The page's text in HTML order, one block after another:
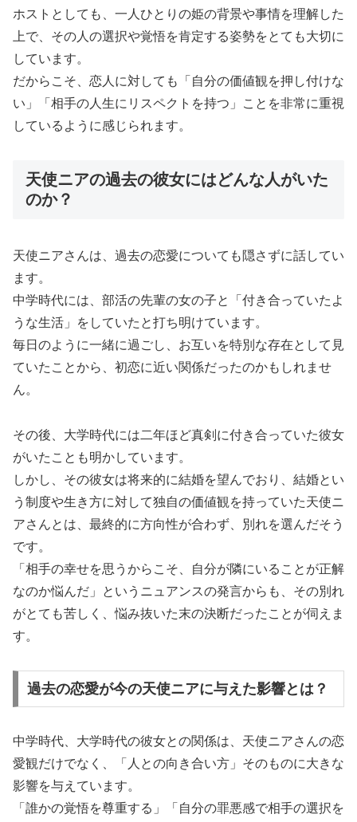
ホストとしても、一人ひとりの姫の背景や事情を理解した
上で、その人の選択や覚悟を肯定する姿勢をとても大切に
しています。
だからこそ、恋人に対しても「自分の価値観を押し付けな
い」「相手の人生にリスペクトを持つ」ことを非常に重視
しているように感じられます。
天使ニアの過去の彼女にはどんな人がいた
のか？
天使ニアさんは、過去の恋愛についても隠さずに話してい
ます。
中学時代には、部活の先輩の女の子と「付き合っていたよ
うな生活」をしていたと打ち明けています。
毎日のように一緒に過ごし、お互いを特別な存在として見
ていたことから、初恋に近い関係だったのかもしれませ
ん。
その後、大学時代には二年ほど真剣に付き合っていた彼女
がいたことも明かしています。
しかし、その彼女は将来的に結婚を望んでおり、結婚とい
う制度や生き方に対して独自の価値観を持っていた天使ニ
アさんとは、最終的に方向性が合わず、別れを選んだそう
です。
「相手の幸せを思うからこそ、自分が隣にいることが正解
なのか悩んだ」というニュアンスの発言からも、その別れ
がとても苦しく、悩み抜いた末の決断だったことが伺えま
す。
過去の恋愛が今の天使ニアに与えた影響とは？
中学時代、大学時代の彼女との関係は、天使ニアさんの恋
愛観だけでなく、「人との向き合い方」そのものに大きな
影響を与えています。
「誰かの覚悟を尊重する」「自分の罪悪感で相手の選択を